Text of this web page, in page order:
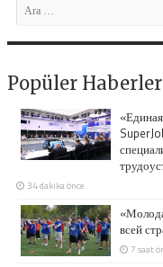
Popüler Haberler
34 dakika önce
всей
7 saat